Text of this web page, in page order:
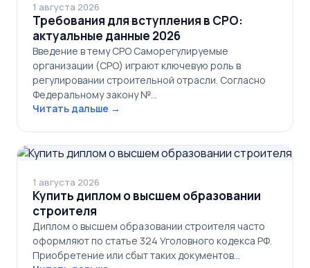
1 августа 2026
Требования для вступления в СРО:
актуальные данные 2026
Введение в тему СРО Саморегулируемые
организации (СРО) играют ключевую роль в
регулировании строительной отрасли. Согласно
Федеральному закону №…
Читать дальше →
1 августа 2026
Купить диплом о высшем образовании
строителя
Диплом о высшем образовании строителя часто
оформляют по статье 324 Уголовного кодекса РФ.
Приобретение или сбыт таких документов…